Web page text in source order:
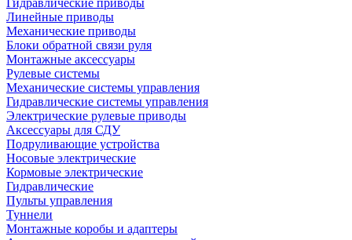
Гидравлические приводы
Линейные приводы
Механические приводы
Блоки обратной связи руля
Монтажные аксессуары
Рулевые системы
Механические системы управления
Гидравлические системы управления
Электрические рулевые приводы
Аксессуары для СДУ
Подруливающие устройства
Носовые электрические
Кормовые электрические
Гидравлические
Пульты управления
Туннели
Монтажные коробы и адаптеры